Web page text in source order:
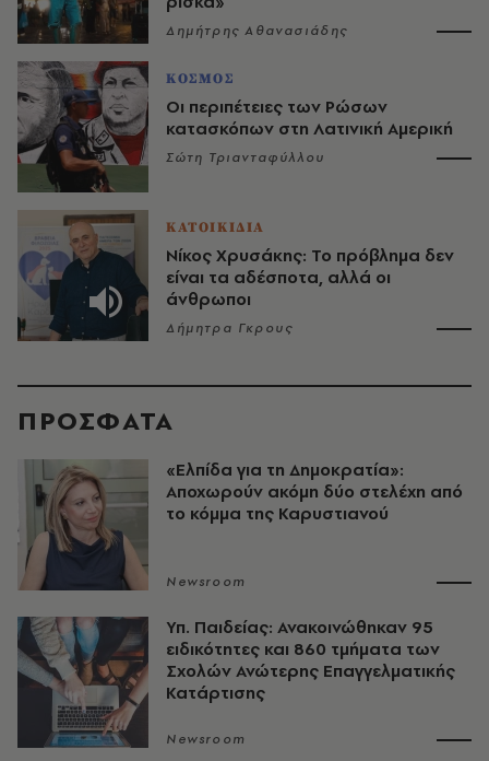
Δημήτρης Αθανασιάδης
ΚΟΣΜΟΣ
Οι περιπέτειες των Ρώσων
κατασκόπων στη Λατινική Αμερική
Σώτη Τριανταφύλλου
ΚΑΤΟΙΚΙΔΙΑ
Νίκος Χρυσάκης: Το πρόβλημα δεν
είναι τα αδέσποτα, αλλά οι
άνθρωποι
Δήμητρα Γκρους
ΠΡΟΣΦΑΤΑ
«Ελπίδα για τη Δημοκρατία»:
Αποχωρούν ακόμη δύο στελέχη από
το κόμμα της Καρυστιανού
Newsroom
Υπ. Παιδείας: Ανακοινώθηκαν 95
ειδικότητες και 860 τμήματα των
Σχολών Ανώτερης Επαγγελματικής
Κατάρτισης
Newsroom